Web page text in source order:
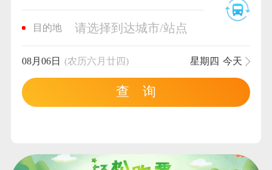
目的地 请选择到达城市/站点
08月06日 (农历六月廿四) 星期四 今天
查 询